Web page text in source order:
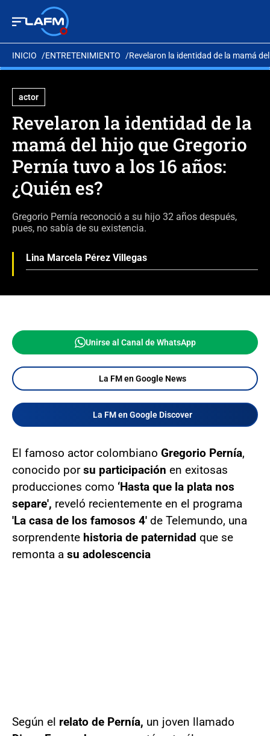
INICIO ENTRETENIMIENTO Revelaron la identidad de la mamá
actor
Revelaron la identidad de la
mamá del hijo que Gregorio
Pernía tuvo a los 16 años:
¿Quién es?
Gregorio Pernía reconoció a su hijo 32 años después,
pues, no sabía de su existencia.
Lina Marcela Pérez Villegas
Unirse al Canal de WhatsApp
La FM en Google News
La FM en Google Discover
El famoso actor colombiano Gregorio Pernía,
conocido porsu participación en exitosas
producciones como ‘Hasta que la plata nos
separe', reveló recientemente en el programa
'La casa de los famosos 4' de Telemundo, una
sorprendente historia de paternidad que se
remonta a su adolescencia
Según el relato de Pernía, un joven llamado